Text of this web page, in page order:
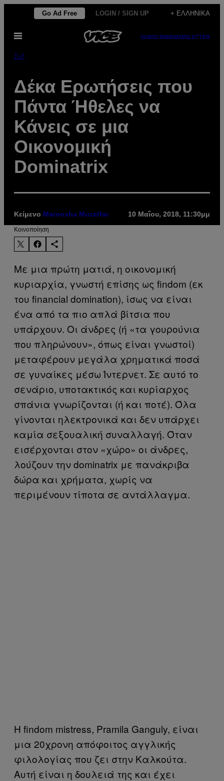
Μετάβαση
περιεχόμενο
Go Ad Free LOGIN / SIGN UP + ΕΛΛΗΝΙΚΆ
Ανοίξτε
SUBSCRIBENEWSLETTER
Σεξ
Δέκα Ερωτήσεις που
Πάντα Ήθελες να
Κάνεις σε μια
Οικονομική
Dominatrix
Κείμενο Maroosha Muzaffar 10 Μαΐου, 2018, 11:30μμ
Kοινοποίηση
Με μια πρώτη ματιά, η οικονομική
κυριαρχία, γνωστή επίσης ως findom (εκ
του financial domination), ίσως να είναι
ένα από τα πιο απλά βίτσια που
υπάρχουν. Οι άνδρες (ή «τα γουρούνια
που πληρώνουν», όπως είναι γνωστοί)
μεταφέρουν μεγάλα χρηματικά ποσά
σε γυναίκες μέσω Ίντερνετ. Σε αυτό το
σενάριο, υποτακτικός και κυρίαρχος
σπάνια γνωρίζονται (ή και ποτέ). Όλα
γίνονται ηλεκτρονικά και δεν υπάρχει
καμία σεξουαλική συναλλαγή. Όταν
εισέρχονται στον «χώρο» οι άνδρες,
λούζουν την dominatrix με πανάκριβα
δώρα και χρήματα, χωρίς να
περιμένουν τίποτα σε αντάλλαγμα.
Η findom mistress, Pramila Ganguly, είναι
μια 20χρονη απόφοιτος αγγλικής
φιλολογίας που ζει στην Καλκούτα.
Αυτή είναι η δουλειά της και έχει